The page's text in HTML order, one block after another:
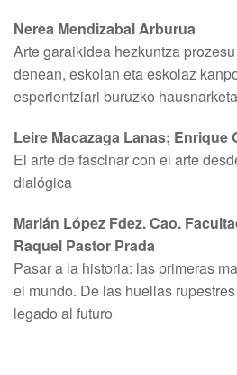
Nerea Mendizabal Arburua
Arte garaikidea hezkuntza
denean, eskolan eta eskolaz
esperientziari buruzko
Leire Macazaga Lanas; Enrique
El arte de fascinar con el arte
dialógica
Marián López Fdez. Cao.
Raquel Pastor Prada
Pasar a la historia: las primeras
el mundo. De las huellas
legado al futuro